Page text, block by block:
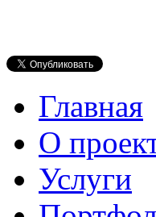
Главная
О
Услуги